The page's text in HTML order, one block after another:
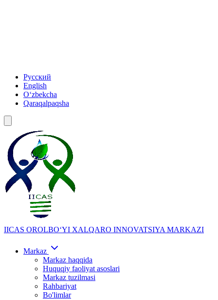
Русский
English
Oʻzbekcha
Qaraqalpaqsha
IICAS OROLBOʻYI XALQARO INNOVATSIYA MARKAZI
Markaz
Markaz haqqida
Huquqiy faoliyat asoslari
Markaz tuzilmasi
Rahbariyat
Bo'limlar